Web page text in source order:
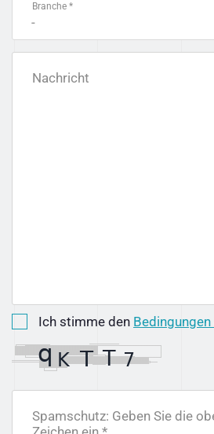
Branche *
-
Nachricht
Ich stimme den
Spamschutz: Geben Sie die